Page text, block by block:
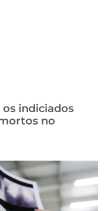
os indiciados
no